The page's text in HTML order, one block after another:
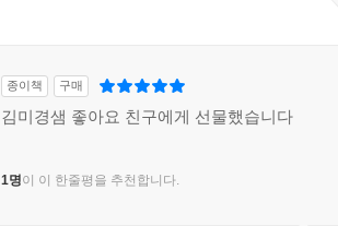
종이책 구매
김미경샘 좋아요 친구에게 선물했습니다
1명이 이 한줄평을 추천합니다.